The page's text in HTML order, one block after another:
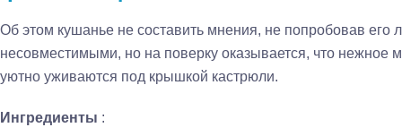
Об этом кушанье не составить мнения, не попробовав его
несовместимыми, но на поверку оказывается, что нежное
уютно уживаются под крышкой кастрюли.
Ингредиенты :